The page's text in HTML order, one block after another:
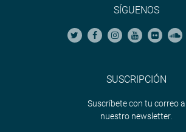
SÍGUENOS
SUSCRIPCIÓN
Suscríbete con tu correo a
nuestro newsletter.